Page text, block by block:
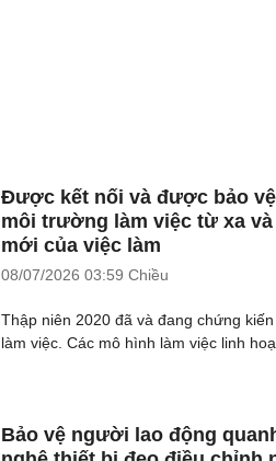
Được kết nối và được bảo
môi trường làm việc từ xa
mới của việc làm
08/07/2026 03:59 Chiều
Thập niên 2020 đã và đang chứng
làm việc. Các mô hình làm việc linh
Bảo vệ người lao động